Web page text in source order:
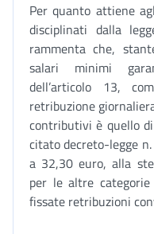
Per quanto attiene
disciplinati dalla
rammenta che,
salari minimi
dell’articolo 13,
retribuzione
contributivi è quello
citato decreto-legge
a 32,30 euro, alla
per le altre
fissate retribuzioni